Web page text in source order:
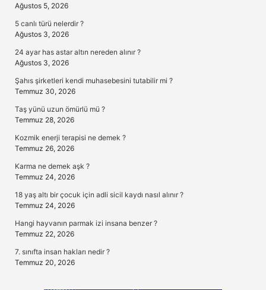
Ağustos 5, 2026
5 canlı türü nelerdir ?
Ağustos 3, 2026
24 ayar has astar altın nereden alınır ?
Ağustos 3, 2026
Şahıs şirketleri kendi muhasebesini tutabilir mi ?
Temmuz 30, 2026
Taş yünü uzun ömürlü mü ?
Temmuz 28, 2026
Kozmik enerji terapisi ne demek ?
Temmuz 26, 2026
Karma ne demek aşk ?
Temmuz 24, 2026
18 yaş altı bir çocuk için adli sicil kaydı nasıl alınır ?
Temmuz 24, 2026
Hangi hayvanın parmak izi insana benzer ?
Temmuz 22, 2026
7. sınıfta insan hakları nedir ?
Temmuz 20, 2026